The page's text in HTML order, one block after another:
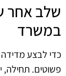
שלב אחר
במשרד
כדי לבצע
פשוטים. תחילה,